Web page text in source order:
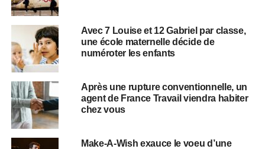
Avec 7 Louise et 12 Gabriel par classe,
une école maternelle décide de
numéroter les enfants
Après une rupture conventionnelle, un
agent de France Travail viendra habiter
chez vous
Make-A-Wish exauce le voeu d’une